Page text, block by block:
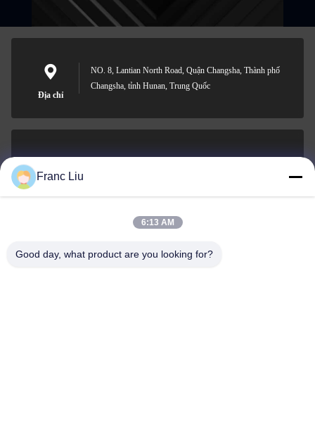
Địa chỉ
NO. 8, Lantian North Road, Quận Changsha, Thành phố
Changsha, tỉnh Hunan, Trung Quốc
0086-15367845621
Franc Liu
6:13 AM
Good day, what product are you looking for?